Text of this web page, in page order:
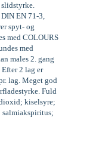
EN 71-3,
spyt- og
med COLOURS
med
males 2. gang
2 lag er
lag. Meget god
Fuld
kiselsyre;